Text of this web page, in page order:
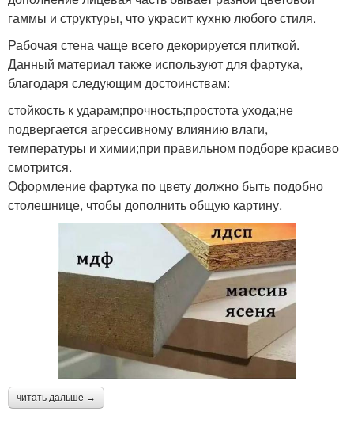
гаммы и структуры, что украсит кухню любого стиля.
Рабочая стена чаще всего декорируется плиткой.
Данный материал также используют для фартука,
благодаря следующим достоинствам:
стойкость к ударам;прочность;простота ухода;не
подвергается агрессивному влиянию влаги,
температуры и химии;при правильном подборе красиво
смотрится.
Оформление фартука по цвету должно быть подобно
столешнице, чтобы дополнить общую картину.
читать дальше →